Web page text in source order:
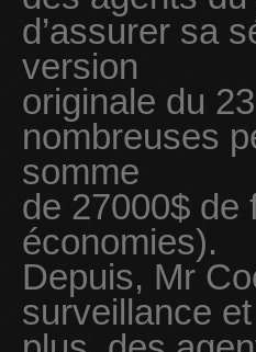
d’assurer sa
version
originale du
nombreuses
somme
de 27000$ de
économies).
Depuis, Mr
surveillance